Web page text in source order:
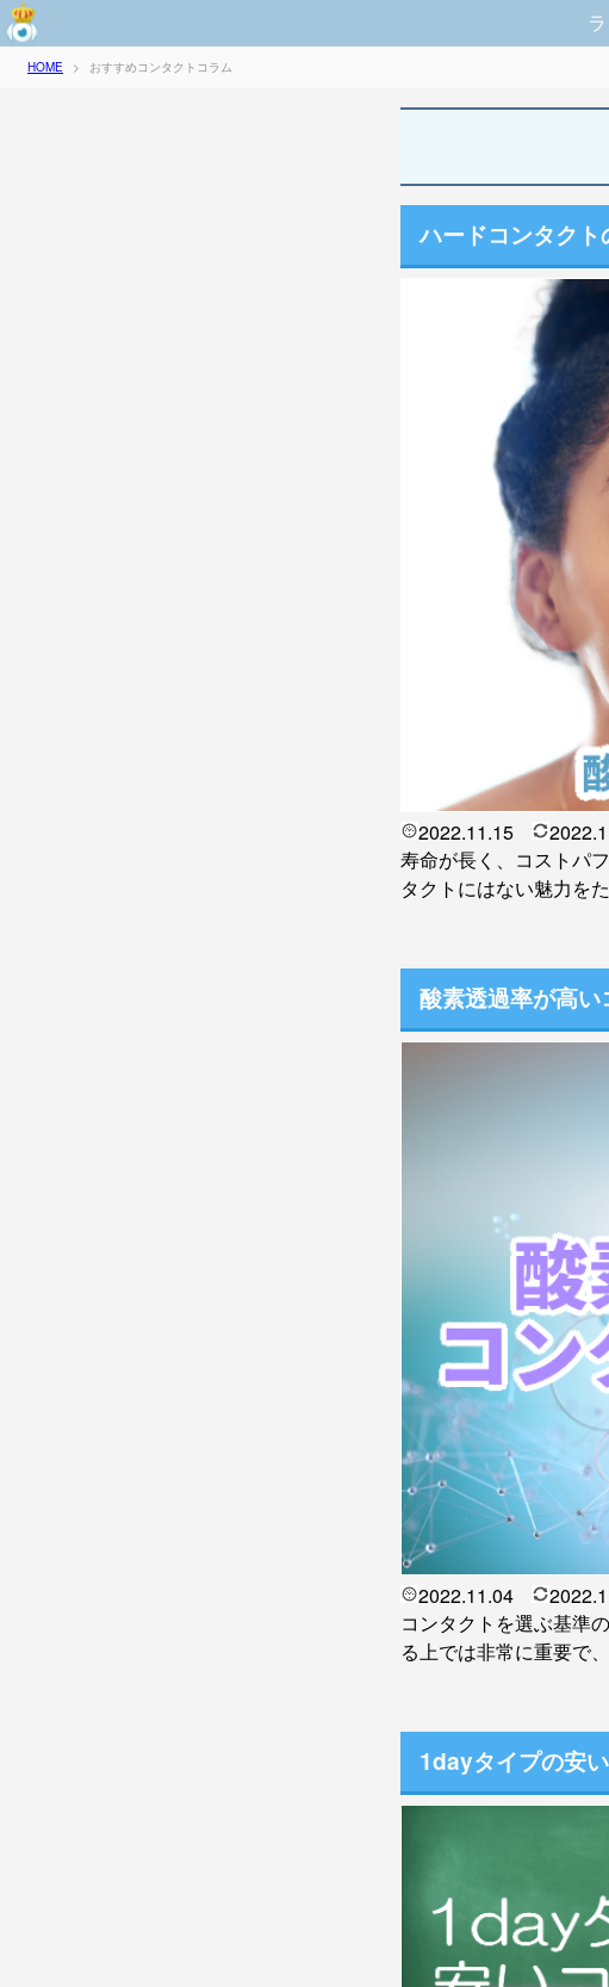
HOME > おすすめコンタクトコラム
ハードコンタクト
2022.11.15
寿命が長く、コストパ
タクトにはない魅力を
酸素透過率が高
2022.11.04
コンタクトを選ぶ基準
る上では非常に重要で
1dayタイプの安